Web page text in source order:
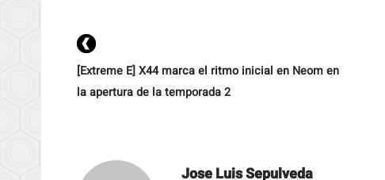
[Extreme E] X44 marca el ritmo inicial en Neom en
la apertura de la temporada 2
Jose Luis Sepulveda